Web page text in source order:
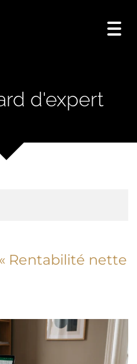
d'expert
Rentabilité nette